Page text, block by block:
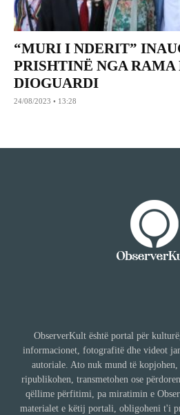
“MURI I NDERIT”
PRISHTINË NGA RAMA
DIOGUARDI
24/08/2023 • 13:28
ObserverKult është portal për
informacionet, fotografitë dhe videot
autoriale. Ato nuk mund të
ripublikohen, transmetohen ose
qëllime përfitimi, pa miratimin e
materialet e këtij portali, obligoheni t'i